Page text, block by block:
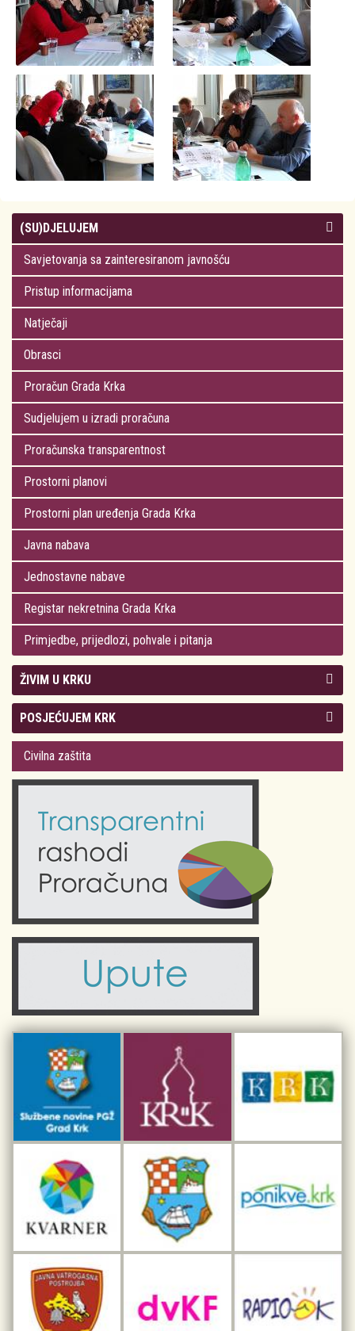
(SU)DJELUJEM
Savjetovanja sa zainteresiranom javnošću
Pristup informacijama
Natječaji
Obrasci
Proračun Grada Krka
Sudjelujem u izradi proračuna
Proračunska transparentnost
Prostorni planovi
Prostorni plan uređenja Grada Krka
Javna nabava
Jednostavne nabave
Registar nekretnina Grada Krka
Primjedbe, prijedlozi, pohvale i pitanja
ŽIVIM U KRKU
Kolegij gradonačelnika
Gradsko vijeće
Odluke Grada Krka (Službene novine PGŽ)
Obrazovanje
Komunalne usluge
Civilni sektor (arhiva udruga)
Sport i rekreacija
POSJEĆUJEM KRK
Plan Grada Krka
Krk 360° VR panorama
Krk uživo
Fotogalerije
Kalendar događanja
Turistička zajednica otoka Krka
Kulturno-turistička ruta Putovima Frankopana
Dar iz Krka
Interpretacijski centar pomorske baštine
Civilna zaštita